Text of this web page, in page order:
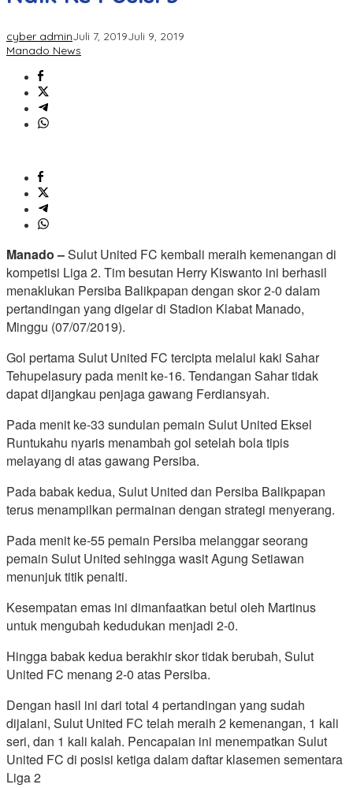
cyber adminJuli 7, 2019Juli 9, 2019
Manado News
Manado –Sulut United FC kembali meraih kemenangan di
kompetisi Liga 2. Tim besutan Herry Kiswanto ini berhasil
menaklukan Persiba Balikpapan dengan skor 2-0 dalam
pertandingan yang digelar di Stadion Klabat Manado,
Minggu (07/07/2019).
Gol pertama Sulut United FC tercipta melalui kaki Sahar
Tehupelasury pada menit ke-16. Tendangan Sahar tidak
dapat dijangkau penjaga gawang Ferdiansyah.
Pada menit ke-33 sundulan pemain Sulut United Eksel
Runtukahu nyaris menambah gol setelah bola tipis
melayang di atas gawang Persiba.
Pada babak kedua, Sulut United dan Persiba Balikpapan
terus menampilkan permainan dengan strategi menyerang.
Pada menit ke-55 pemain Persiba melanggar seorang
pemain Sulut United sehingga wasit Agung Setiawan
menunjuk titik penalti.
Kesempatan emas ini dimanfaatkan betul oleh Martinus
untuk mengubah kedudukan menjadi 2-0.
Hingga babak kedua berakhir skor tidak berubah, Sulut
United FC menang 2-0 atas Persiba.
Dengan hasil ini dari total 4 pertandingan yang sudah
dijalani, Sulut United FC telah meraih 2 kemenangan, 1 kali
seri, dan 1 kali kalah. Pencapaian ini menempatkan Sulut
United FC di posisi ketiga dalam daftar klasemen sementara
Liga 2